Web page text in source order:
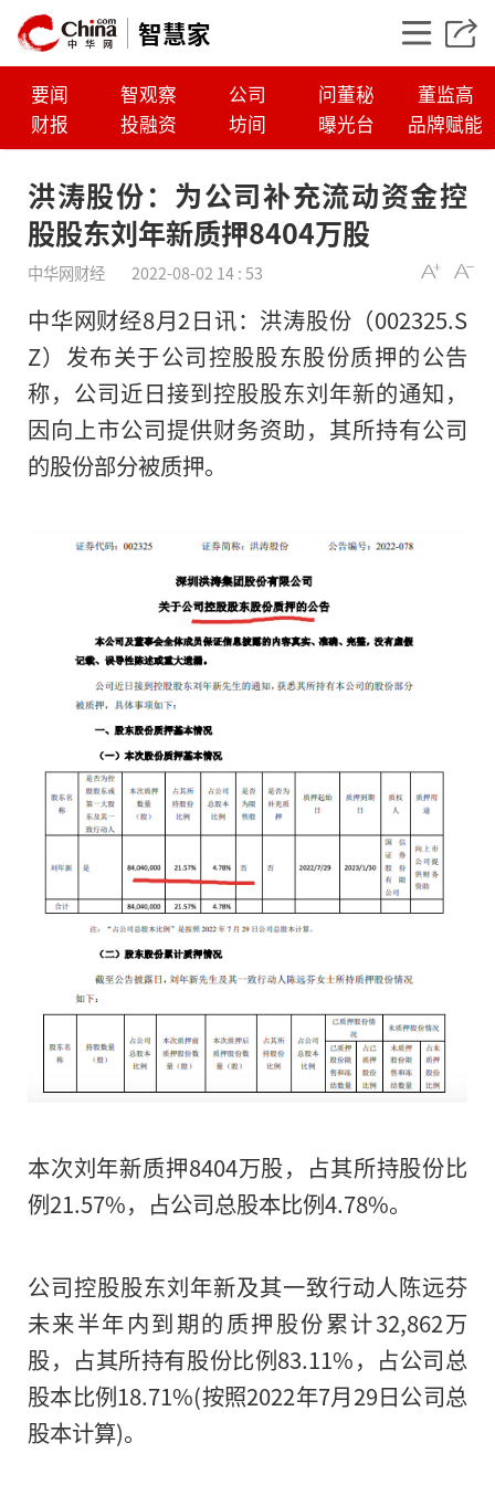
智慧家
要闻 智观察 公司 问董秘
董监高
财报
投融资 坊间 曝光台 品牌赋能
洪涛股份：为公司
控股股东刘年新质
中华网财经8月2日讯：洪
（002325.SZ）发布关于
质押的公告称，公司近日
新的通知，获悉其所持有
质押。
长按二维码
洪涛股份：为公司补充流动资金控
股股东刘年新质押8404万股
中华网财经 2022-08-02 14 : 53
中华网财经8月2日讯：洪涛股份（002325.S
Z）发布关于公司控股股东股份质押的公告
称，公司近日接到控股股东刘年新的通知，
因向上市公司提供财务资助，其所持有公司
的股份部分被质押。
本次刘年新质押8404万股，占其所持股份比
例21.57%，占公司总股本比例4.78%。
公司控股股东刘年新及其一致行动人陈远芬
未来半年内到期的质押股份累计32,862万
股，占其所持有股份比例83.11%，占公司总
股本比例18.71%(按照2022年7月29日公司总
股本计算)。